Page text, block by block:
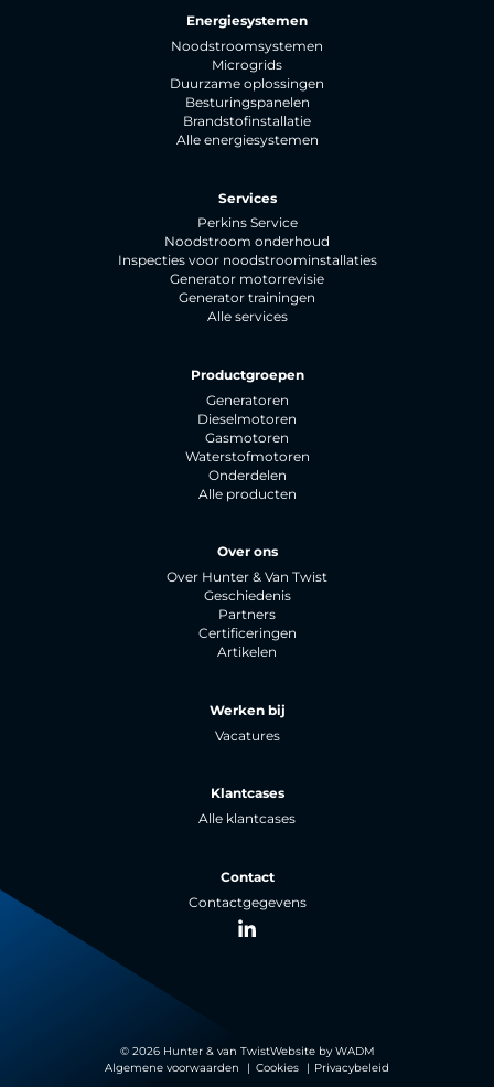
Energiesystemen
Noodstroomsystemen
Microgrids
Duurzame oplossingen
Besturingspanelen
Brandstofinstallatie
Alle energiesystemen
Services
Perkins Service
Noodstroom onderhoud
Inspecties voor noodstroominstallaties
Generator motorrevisie
Generator trainingen
Alle services
Productgroepen
Generatoren
Dieselmotoren
Gasmotoren
Waterstofmotoren
Onderdelen
Alle producten
Over ons
Over Hunter & Van Twist
Geschiedenis
Partners
Certificeringen
Artikelen
Werken bij
Vacatures
Klantcases
Alle klantcases
Contact
Contactgegevens
LinkedIn
© 2026 Hunter & van TwistWebsite byWADM
Algemene voorwaarden
Cookies Privacybeleid